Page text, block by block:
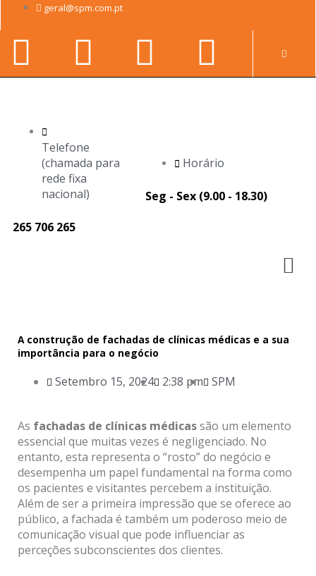
content
geral@spm.com.pt
Facebook-
f
Youtube
Linkedin-
in
Telefone
(chamada para
rede fixa
nacional)
265 706 265
Horário
Seg - Sex (9.00 - 18.30)
A construção de fachadas de clínicas médicas e a sua
importância para o negócio
Setembro 15, 2024 2:38 pm SPM
As fachadas de clínicas médicassão um elemento
essencial que muitas vezes é negligenciado. No
entanto, esta representa o “rosto” do negócio e
desempenha um papel fundamental na forma como
os pacientes e visitantes percebem a instituição.
Além de ser a primeira impressão que se oferece ao
público, a fachada é também um poderoso meio de
comunicação visual que pode influenciar as
perceções subconscientes dos clientes.